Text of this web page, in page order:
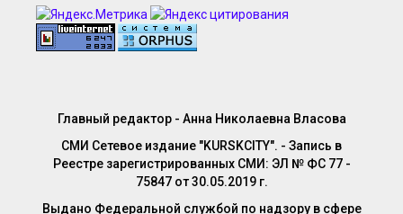
Главный редактор - Анна Николаевна Власова
СМИ Сетевое издание "KURSKCITY". - Запись в
Реестре зарегистрированных СМИ: ЭЛ № ФС 77 -
75847 от 30.05.2019 г.
Выдано Федеральной службой по надзору в сфере